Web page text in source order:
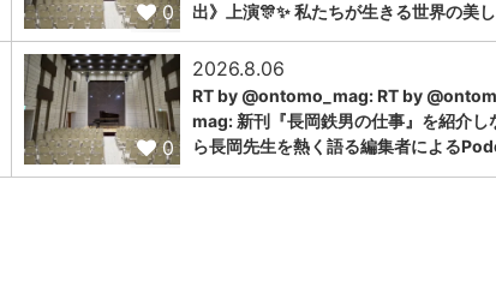
0 出》上演🎊✨ 私たちが生きる世界の美
0
2026.8.06
RT by @ontomo_mag: RT by
mag: 新刊『長岡鉄男の仕事』を紹介し
ら長岡先生を熱く語る編集者による